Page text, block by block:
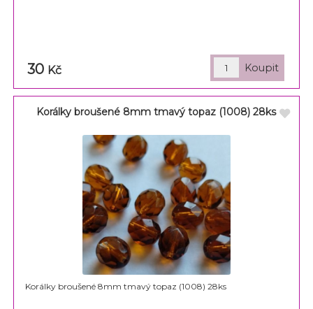
30 Kč
Korálky broušené 8mm tmavý topaz (1008) 28ks
Korálky broušené 8mm tmavý topaz (1008) 28ks